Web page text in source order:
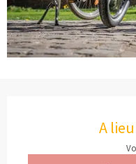
A